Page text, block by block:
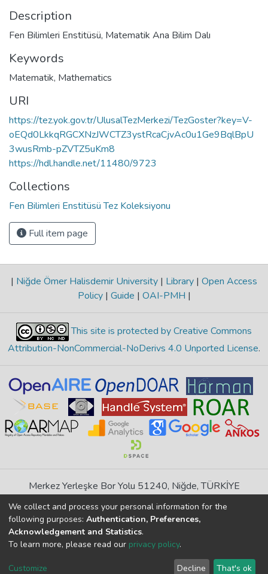
Description
Fen Bilimleri Enstitüsü, Matematik Ana Bilim Dalı
Keywords
Matematik, Mathematics
URI
https://tez.yok.gov.tr/UlusalTezMerkezi/TezGoster?key=V-
oEQd0LkkqRGCXNzJWCTZ3ystRcaCjvAc0u1Ge9BqlBpU
3wusRmb-pZVTZ5uKm8
https://hdl.handle.net/11480/9723
Collections
Fen Bilimleri Enstitüsü Tez Koleksiyonu
Full item page
| Niğde Ömer Halisdemir University | Library | Open Access
Policy | Guide | OAI-PMH |
This site is protected by Creative Commons
Attribution-NonCommercial-NoDerivs 4.0 Unported License.
Merkez Yerleşke Bor Yolu 51240, Niğde, TÜRKİYE
If you find any errors in content please report us
DSpace 7.6.1, Powered by
DSpace software
copyright © 2002-2026
Cookie
End User
Send
We collect and process your personal information for the
following purposes: Authentication, Preferences,
Acknowledgement and Statistics.
To learn more, please read our privacy policy.
Customize Decline That's ok